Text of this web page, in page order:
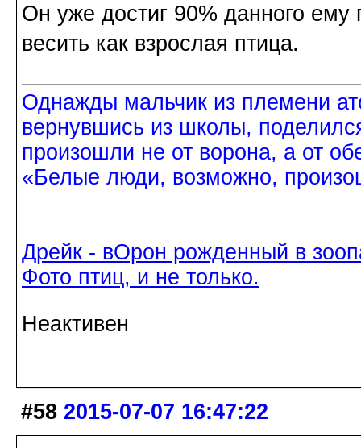
Он уже достиг 90% данного ему
весить как взрослая птица.
Однажды мальчик из племени
вернувшись из школы,
произошли не от ворона, а от
«Белые люди, возможно,
Дрейк - вОрон рожденный в
Фото птиц, и не только.
Неактивен
#58 2015-07-07 16:47:22